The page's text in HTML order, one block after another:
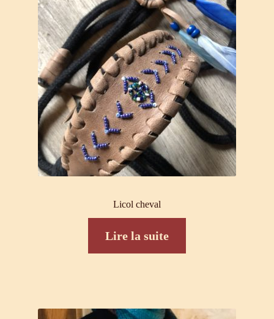
Licol cheval
Lire la suite